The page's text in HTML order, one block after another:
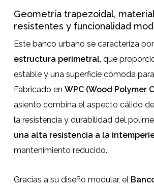
Geometría trapezoidal,
resistentes y funcionalidad
Este banco urbano se caracteriza
estructura perimetral, que
estable y una superficie cómoda
Fabricado en WPC (Wood Polymer
asiento combina el aspecto cálido
la resistencia y durabilidad del
una alta resistencia a la
mantenimiento reducido.
Gracias a su diseño modular, el